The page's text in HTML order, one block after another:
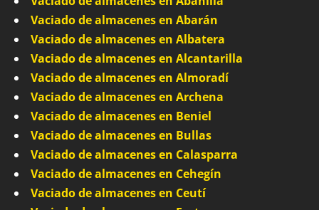
Vaciado de almacenes en Abarán
Vaciado de almacenes en Albatera
Vaciado de almacenes en Alcantarilla
Vaciado de almacenes en Almoradí
Vaciado de almacenes en Archena
Vaciado de almacenes en Beniel
Vaciado de almacenes en Bullas
Vaciado de almacenes en Calasparra
Vaciado de almacenes en Cehegín
Vaciado de almacenes en Ceutí